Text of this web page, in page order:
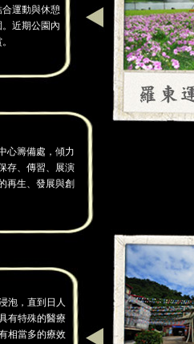
運動與休憩
近期公園內
心籌備處，傾力
存、傳習、展演
再生、發展與創
泡，直到日人
有特殊的醫療
相當多的療效